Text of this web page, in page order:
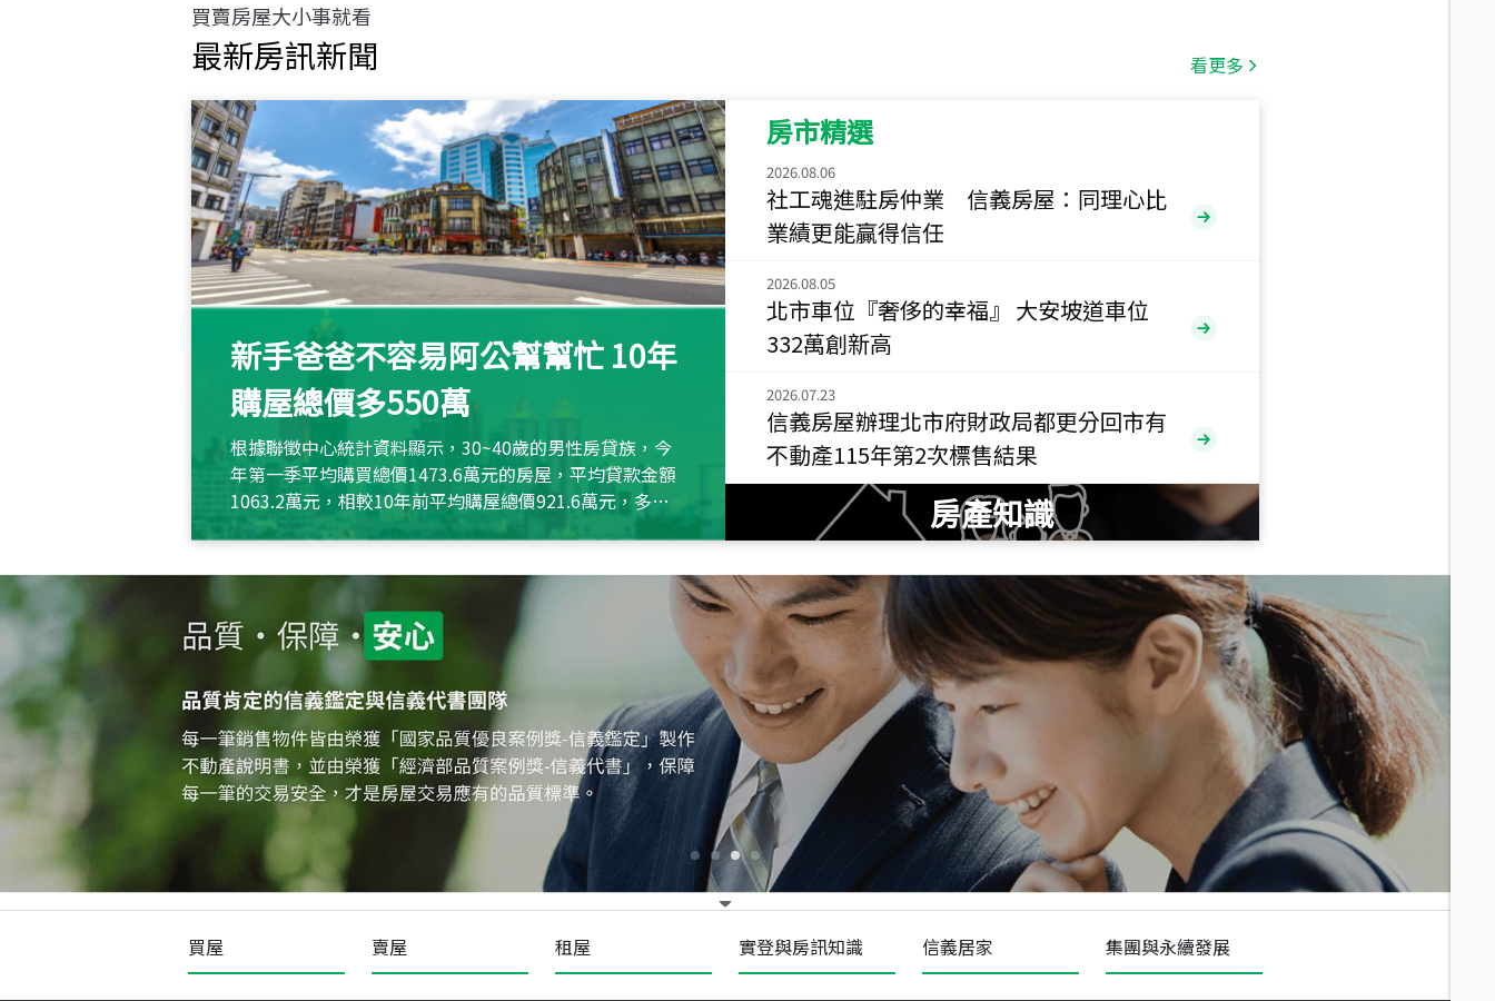
115
新北市永和區環河西路二段
115年07月 成交
央央 5,800萬
115年
小西華 1,938萬
115 年07 月 成交
捷豹
台北市中山區長春路
115年07月 成交
十泉十美
台北市北投區光明路
總價
1,020萬
年 07月 成交
四維天廈
新竹市新竹市四維路
總價
490萬
115 月 成交
菁英典藏
新竹市新竹市慈祥路
1,808
買賣房屋大小事就看
最新房訊新聞 看更多
新手爸爸不容易阿公幫幫忙 10年
購屋總價多550萬
根據聯徵中心統計資料顯示，30~40歲的男性房貸族，今
年第一季平均購買總價1473.6萬元的房屋，平均貸款金額
1063.2萬元，相較10年前平均購屋總價921.6萬元，多出
約550萬元，且貸款金額也多
房市精選
2026.08.06
社工魂進駐房仲業 信義房屋：同理心比
業績更能贏得信任
2026.08.05
北市車位『奢侈的幸福』 大安坡道車位
332萬創新高
2026.07.23
信義房屋辦理北市府財政局都更分回市有
不動產115年第2次標售結果
房產知識
買屋 賣屋 租屋 實登與房訊知識 信義居家 集團與永續發展